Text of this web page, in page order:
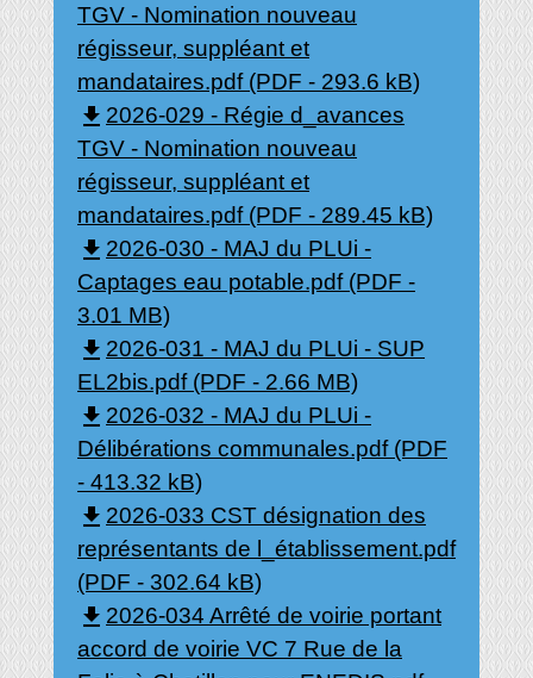
TGV - Nomination nouveau
régisseur, suppléant et
mandataires.pdf (PDF - 293.6 kB)
file_download 2026-029 - Régie d_avances
TGV - Nomination nouveau
régisseur, suppléant et
mandataires.pdf (PDF - 289.45 kB)
file_download 2026-030 - MAJ du PLUi -
Captages eau potable.pdf (PDF -
3.01 MB)
file_download 2026-031 - MAJ du PLUi - SUP
EL2bis.pdf (PDF - 2.66 MB)
file_download 2026-032 - MAJ du PLUi -
Délibérations communales.pdf (PDF
- 413.32 kB)
file_download 2026-033 CST désignation des
représentants de l_établissement.pdf
(PDF - 302.64 kB)
file_download 2026-034 Arrêté de voirie portant
accord de voirie VC 7 Rue de la